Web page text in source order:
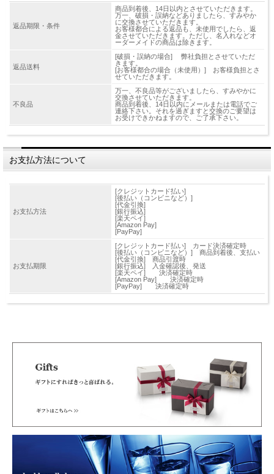
返品期限・条件
商品到着後、14日以内とさせていただきます。
万一、破損・誤納などありましたら、すみやか
に交換させていただきます。
お客様都合による返品も、未使用でしたら、返
金させていただきます。ただし、名入れなどオ
ーダーメイドの商品は除きます。
返品送料
[破損・誤納の場合] 弊社負担とさせていただ
きます。
[お客様都合の場合（未使用）] お客様負担とさ
せていただきます。
不良品
万一、不良品等がございましたら、すみやかに
交換させていただきます。
商品到着後、14日以内にメールまたは電話でご
連絡下さい。それを過ぎますと交換のご要望は
お受けできかねますので、ご了承下さい。
お支払方法について
お支払方法
[クレジットカード払い]
[後払い（コンビニなど）]
[代金引換]
[銀行振込]
[楽天ペイ]
[Amazon Pay]
[PayPay]
お支払期限
[クレジットカード払い] カード決済確定時
[後払い（コンビニなど）] 商品到着後、支払い
[代金引換] 商品引渡時
[銀行振込] 入金確認後、発送
[楽天ペイ] 決済確定時
[Amazon Pay] 決済確定時
[PayPay] 決済確定時